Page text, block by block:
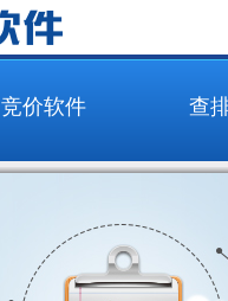
竞价软件 查